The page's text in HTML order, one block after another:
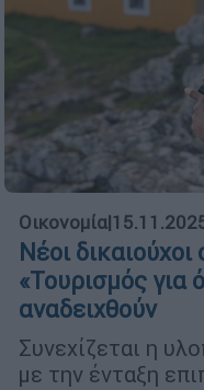
Οικονομία|
Νέοι
«Τουρισμός
αναδειχθούν
Συνεχίζεται η
με την ένταξη